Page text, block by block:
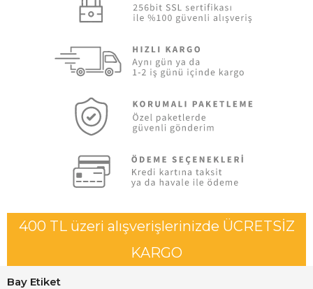
400 TL üzeri alışverişlerinizde ÜCRETSİZ
KARGO
Bay Etiket